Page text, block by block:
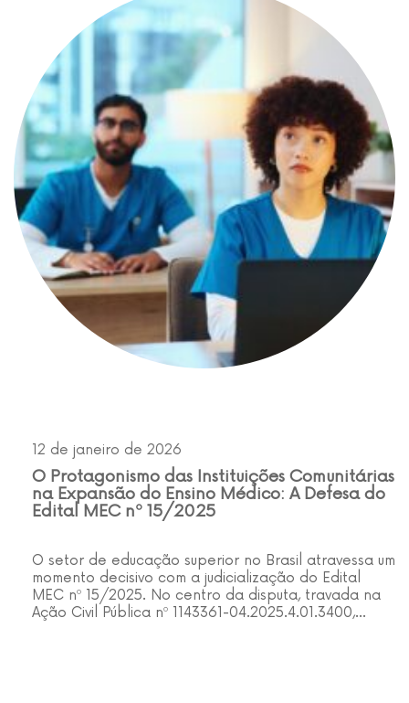
12 de janeiro de 2026
O Protagonismo das Instituições Comunitárias
na Expansão do Ensino Médico: A Defesa do
Edital MEC nº 15/2025
O setor de educação superior no Brasil atravessa um
momento decisivo com a judicialização do Edital
MEC nº 15/2025. No centro da disputa, travada na
Ação Civil Pública nº 1143361-04.2025.4.01.3400,…